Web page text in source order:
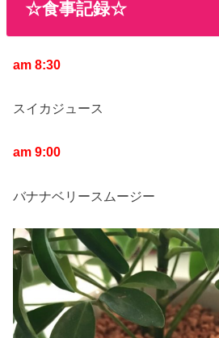
☆食事記録☆
am 8:30
スイカジュース
am 9:00
バナナベリースムージー